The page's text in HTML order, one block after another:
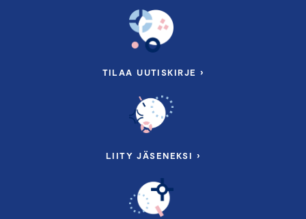
TILAA UUTISKIRJE ›
LIITY JÄSENEKSI ›